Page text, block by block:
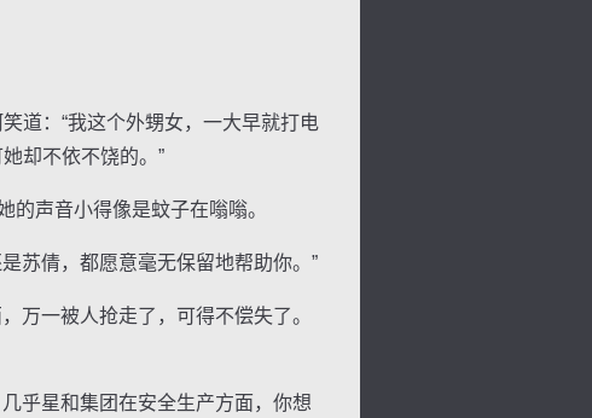
道：“我这个外甥女，一大早就打电
却不依不饶的。”
声音小得像是蚊子在嗡嗡。
苏倩，都愿意毫无保留地帮助你。”
万一被人抢走了，可得不偿失了。
乎星和集团在安全生产方面，你想